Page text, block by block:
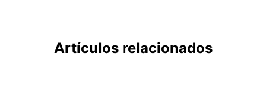
Artículos relacionados